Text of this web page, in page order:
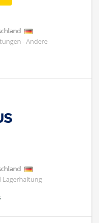
- Andere
Lagerhaltung